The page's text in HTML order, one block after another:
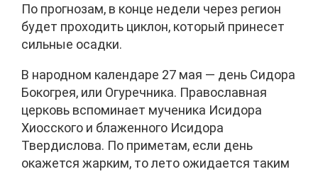
По прогнозам, в конце недели через регион
будет проходить циклон, который принесет
сильные осадки.
В народном календаре 27 мая — день Сидора
Бокогрея, или Огуречника. Православная
церковь вспоминает мученика Исидора
Хиосского и блаженного Исидора
Твердислова. По приметам, если день
окажется жарким, то лето ожидается таким